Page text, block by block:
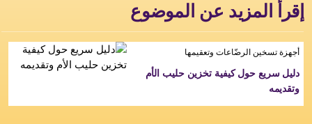
إقرأ المزيد عن الموضوع
أجهزة تسخين الرضّاعات وتعقيمها
دليل سريع حول كيفية تخزين حليب الأم
وتقديمه